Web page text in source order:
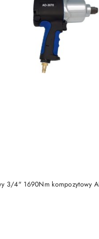
3/4" 1690Nm kompozytowy